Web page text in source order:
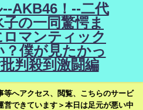
AKB46！--二代
子の一同驚愕ま
ロマンティック
僕が見たかっ
判殺到激闘編
等へアクセス、閲覧、こちらのサービ
営できています＞本日は足元が悪い中